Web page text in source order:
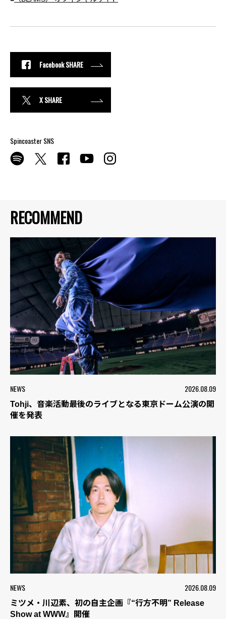
RECOMMEND
NEWS 2026.08.09
Tohji、音楽活動最後のライブとなる東京ドーム公演の開
催を発表
NEWS 2026.08.09
ミツメ・川辺素、初の自主企画『“行方不明” Release
Show at WWW』開催
Facebook SHARE
X SHARE
Spincoaster SNS